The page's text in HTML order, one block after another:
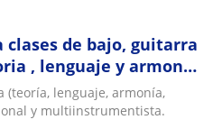
clases de bajo, guitarra
, lenguaje y armonia
(teoría, lenguaje, armonía,
y multiinstrumentista.